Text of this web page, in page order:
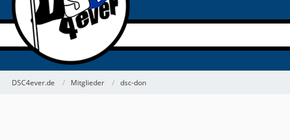
DSC4ever.de Mitglieder dsc-don